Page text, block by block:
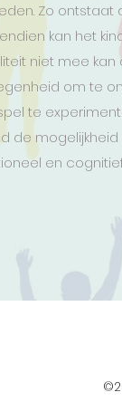
Zo
kan het
niet mee kan
om te
te
de
en